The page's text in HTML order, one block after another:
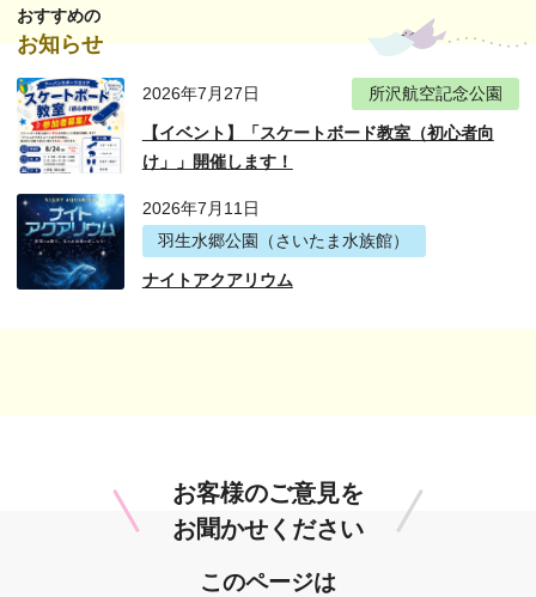
おすすめの
お知らせ
2026年7月27日 所沢航空記念公園
【イベント】「スケートボード教室（初心者向
け」」開催します！
2026年7月11日
羽生水郷公園（さいたま水族館）
ナイトアクアリウム
お客様のご意見を
お聞かせください
このページは